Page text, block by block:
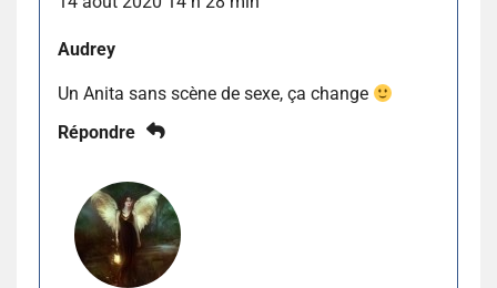
Audrey
Un Anita sans scène de sexe, ça change
Répondre